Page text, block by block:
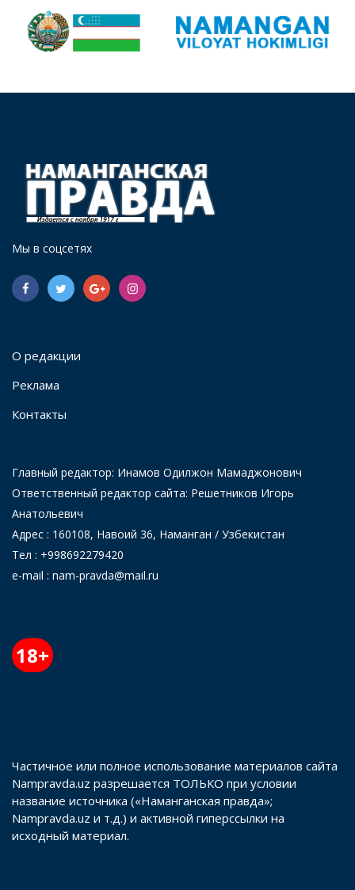
Мы в соцсетях
О редакции
Реклама
Контакты
Главный редактор: Инамов Одилжон Мамаджонович
Ответственный редактор сайта: Решетников Игорь
Анатольевич
Адрес : 160108, Навоий 36, Наманган / Узбекистан
Тел : +998692279420
e-mail : nam-pravda@mail.ru
18+
Частичное или полное использование материалов сайта
Nampravda.uz разрешается ТОЛЬКО при условии
название источника («Наманганская правда»;
Nampravda.uz и т.д.) и активной гиперссылки на
исходный материал.